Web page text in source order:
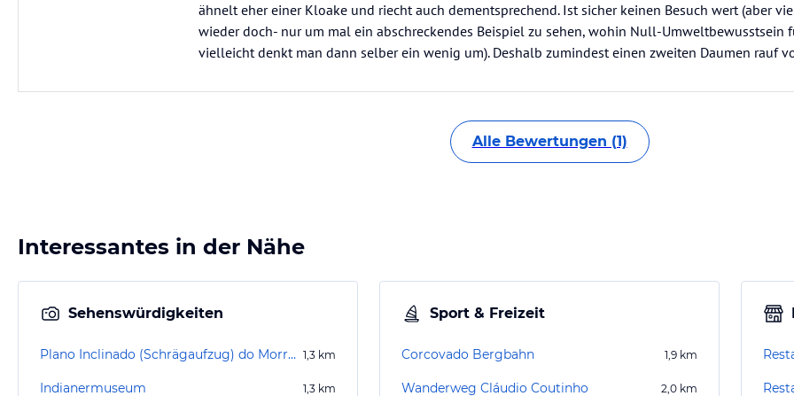
ähnelt eher einer Kloake und riecht auch dementsprechend. Ist sicher keinen Besuch wert (aber
wieder doch- nur um mal ein abschreckendes Beispiel zu sehen, wohin Null-Umweltbewusstsein
vielleicht denkt man dann selber ein wenig um). Deshalb zumindest einen zweiten Daumen rauf
Alle Bewertungen (1)
Interessantes in der Nähe
Sehenswürdigkeiten
Plano Inclinado (Schrägaufzug) do Morro Dona Marta 1,3 km
Indianermuseum 1,3 km
Sport & Freizeit
Corcovado Bergbahn 1,9 km
Wanderweg Cláudio Coutinho 2,0 km